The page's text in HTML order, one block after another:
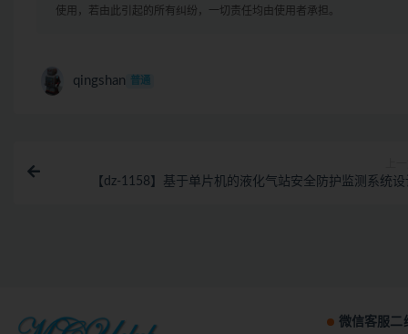
使用，若由此引起的所有纠纷，一切责任均由使用者承担。
qingshan 普通
【dz-1158】基于单片机的液化气站安全防护监测系统设
微信客服二